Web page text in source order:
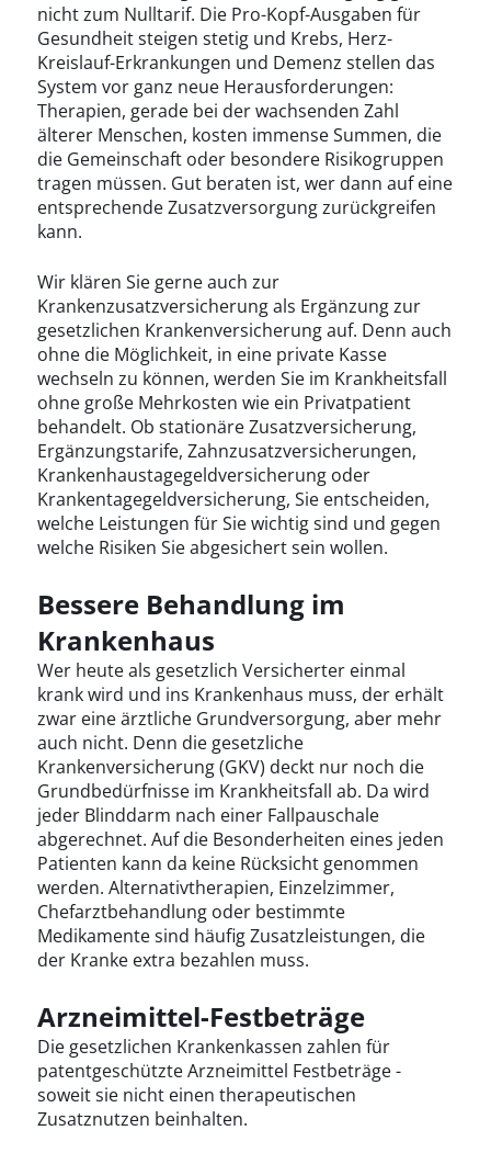
nicht zum Nulltarif. Die Pro-Kopf-Ausgaben für
Gesundheit steigen stetig und Krebs, Herz-
Kreislauf-Erkrankungen und Demenz stellen das
System vor ganz neue Herausforderungen:
Therapien, gerade bei der wachsenden Zahl
älterer Menschen, kosten immense Summen, die
die Gemeinschaft oder besondere Risikogruppen
tragen müssen. Gut beraten ist, wer dann auf eine
entsprechende Zusatzversorgung zurückgreifen
kann.
Wir klären Sie gerne auch zur
Krankenzusatzversicherung als Ergänzung zur
gesetzlichen Krankenversicherung auf. Denn auch
ohne die Möglichkeit, in eine private Kasse
wechseln zu können, werden Sie im Krankheitsfall
ohne große Mehrkosten wie ein Privatpatient
behandelt. Ob stationäre Zusatzversicherung,
Ergänzungstarife, Zahnzusatzversicherungen,
Krankenhaustagegeldversicherung oder
Krankentagegeldversicherung, Sie entscheiden,
welche Leistungen für Sie wichtig sind und gegen
welche Risiken Sie abgesichert sein wollen.
Bessere Behandlung im
Krankenhaus
Wer heute als gesetzlich Versicherter einmal
krank wird und ins Krankenhaus muss, der erhält
zwar eine ärztliche Grundversorgung, aber mehr
auch nicht. Denn die gesetzliche
Krankenversicherung (GKV) deckt nur noch die
Grundbedürfnisse im Krankheitsfall ab. Da wird
jeder Blinddarm nach einer Fallpauschale
abgerechnet. Auf die Besonderheiten eines jeden
Patienten kann da keine Rücksicht genommen
werden. Alternativtherapien, Einzelzimmer,
Chefarztbehandlung oder bestimmte
Medikamente sind häufig Zusatzleistungen, die
der Kranke extra bezahlen muss.
Arzneimittel-Festbeträge
Die gesetzlichen Krankenkassen zahlen für
patentgeschützte Arzneimittel Festbeträge -
soweit sie nicht einen therapeutischen
Zusatznutzen beinhalten.